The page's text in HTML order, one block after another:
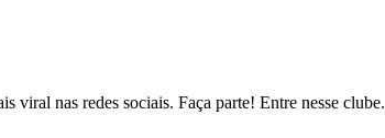
viral nas redes sociais. Faça parte! Entre nesse clube.